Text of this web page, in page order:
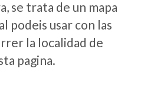
se trata de un mapa
podeis usar con las
la localidad de
pagina.